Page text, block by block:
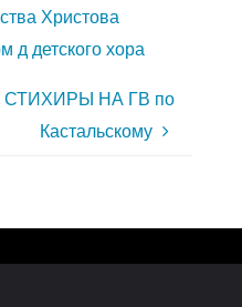
Христова
д детского хора
СТИХИРЫ НА ГВ по
Кастальскому